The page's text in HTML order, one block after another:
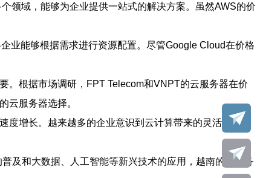
领域，能够为企业提供一站式的解决方案。虽然AWS的价
业能够根据需求进行资源配置。尽管Google Cloud在价格
。根据市场调研，FPT Telecom和VNPT的云服务器在价
云服务器选择。
增长。越来越多的企业意识到云计算带来的灵活性和成
及和大数据、人工智能等新兴技术的应用，越南的云服务